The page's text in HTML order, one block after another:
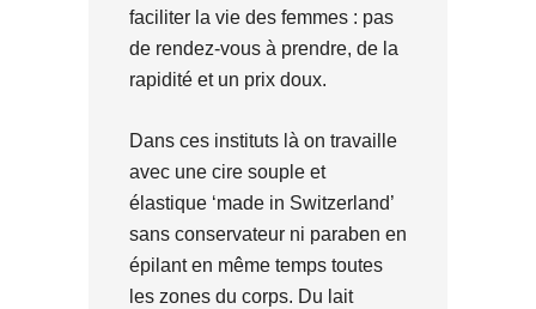
faciliter la vie des femmes : pas
de rendez-vous à prendre, de la
rapidité et un prix doux.
Dans ces instituts là on travaille
avec une cire souple et
élastique ‘made in Switzerland’
sans conservateur ni paraben en
épilant en même temps toutes
les zones du corps. Du lait